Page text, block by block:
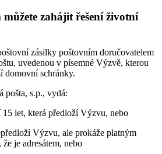
zahájit řešení životní
zásilky poštovním doručovatelem
uvedenou v písemné Výzvě, kterou
domovní schránky.
pošta, s.p., vydá:
15 let, která předloží Výzvu, nebo
Výzvu, ale prokáže platným
je adresátem, nebo